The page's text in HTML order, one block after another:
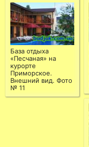
База отдыха
«Песчаная» на
курорте
Приморское.
Внешний вид. Фото
№ 11